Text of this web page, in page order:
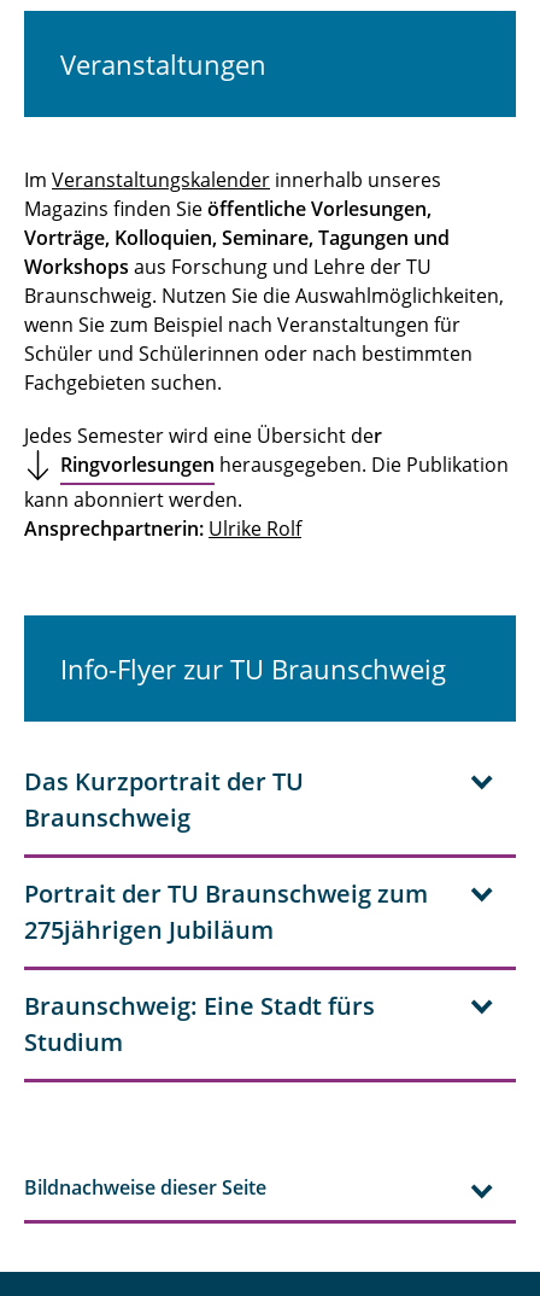
Veranstaltungen
Im Veranstaltungskalender innerhalb unseres
Magazins finden Sieöffentliche Vorlesungen,
Vorträge, Kolloquien, Seminare, Tagungen und
Workshops aus Forschung und Lehre der TU
Braunschweig. Nutzen Sie die Auswahlmöglichkeiten,
wenn Sie zum Beispiel nach Veranstaltungen für
Schüler und Schülerinnen oder nach bestimmten
Fachgebieten suchen.
Jedes Semester wird eine Übersicht der
Ringvorlesungen herausgegeben. Die Publikation
kann abonniert werden.
Ansprechpartnerin: Ulrike Rolf
Info-Flyer zur TU Braunschweig
Das Kurzportrait der TU
Braunschweig
Portrait der TU Braunschweig zum
275jährigen Jubiläum
Braunschweig: Eine Stadt fürs
Studium
Bildnachweise dieser Seite